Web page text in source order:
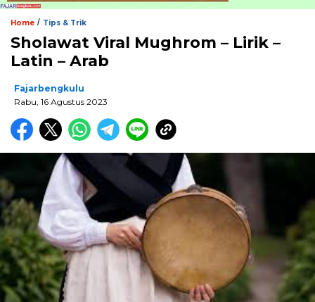
Home / Tips & Trik
Sholawat Viral Mughrom – Lirik –
Latin – Arab
Fajarbengkulu
Rabu, 16 Agustus 2023